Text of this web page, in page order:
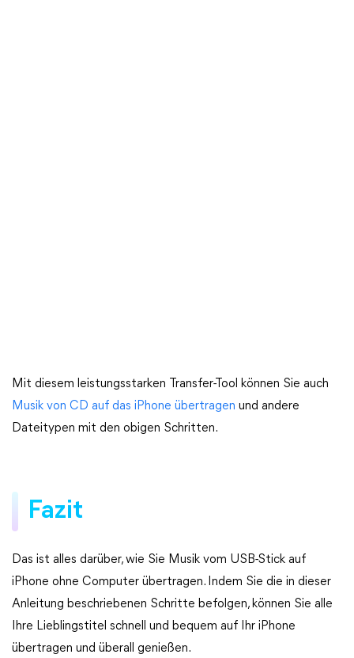
Mit diesem leistungsstarken Transfer-Tool können Sie auch
Musik von CD auf das iPhone übertragen und andere
Dateitypen mit den obigen Schritten.
Fazit
Das ist alles darüber, wie Sie Musik vom USB-Stick auf
iPhone ohne Computer übertragen. Indem Sie die in dieser
Anleitung beschriebenen Schritte befolgen, können Sie alle
Ihre Lieblingstitel schnell und bequem auf Ihr iPhone
übertragen und überall genießen.